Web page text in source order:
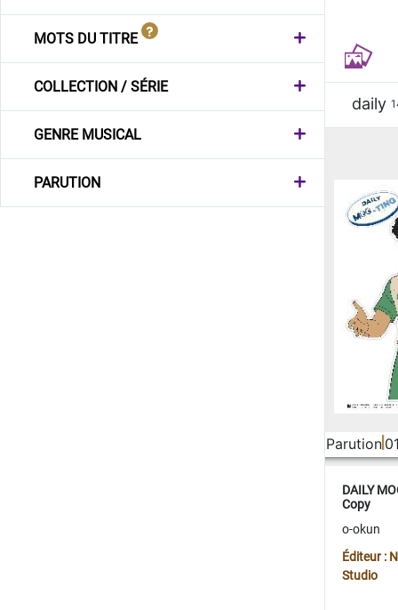
MOTS DU TITRE
COLLECTION / SÉRIE
GENRE MUSICAL
PARUTION
daily
Parution
DAILY
Copy
o-okun
Éditeur :
Studio